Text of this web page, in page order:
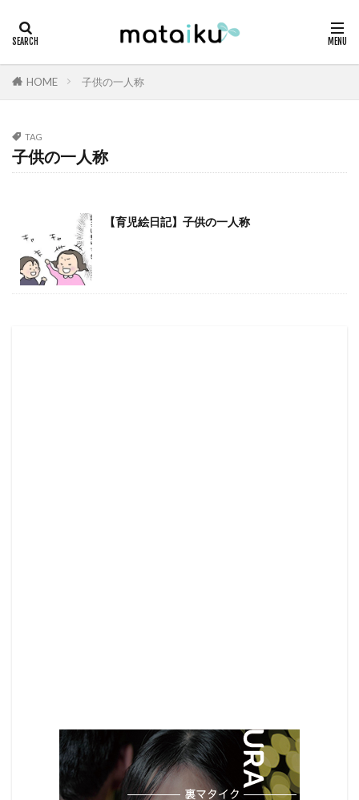
HOME 子供の一人称
TAG
子供の一人称
【育児絵日記】子供の一人称